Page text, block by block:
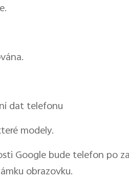
dat telefonu
modely.
Google bude telefon po
obrazovku.